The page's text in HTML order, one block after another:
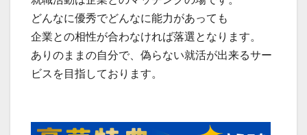
どんなに優秀でどんなに能力があっても
企業との相性が合わなければ落選となります。
ありのままの自分で、偽らない就活が出来るサー
ビスを目指しております。